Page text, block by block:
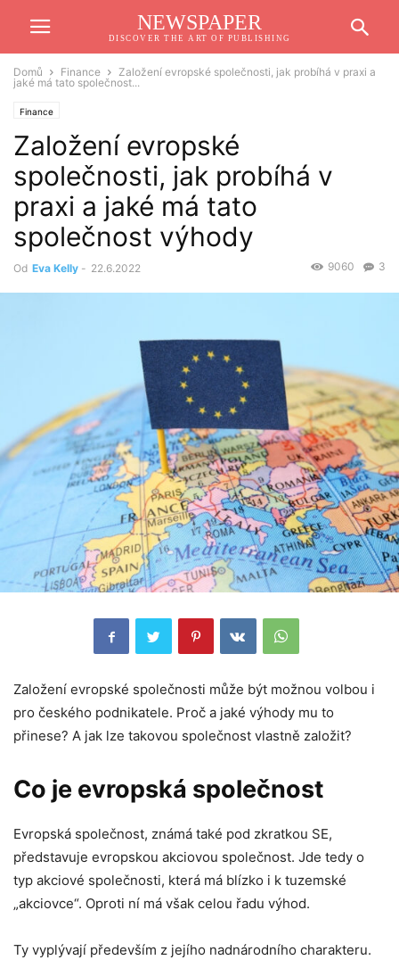
NEWSPAPER
DISCOVER THE ART OF PUBLISHING
Domů Finance
Založení evropské společnosti, jak probíhá v praxi a
jaké má tato společnost...
Finance
Založení evropské
společnosti, jak probíhá v
praxi a jaké má tato
společnost výhody
Od Eva Kelly - 22.6.2022 3
9060
Založení evropské společnosti může být možnou volbou i
pro českého podnikatele. Proč a jaké výhody mu to
přinese? A jak lze takovou společnost vlastně založit?
Co je evropská společnost
Evropská společnost, známá také pod zkratkou SE,
představuje evropskou akciovou společnost. Jde tedy o
typ akciové společnosti, která má blízko i k tuzemské
„akciovce“. Oproti ní má však celou řadu výhod.
Ty vyplývají především z jejího nadnárodního charakteru.